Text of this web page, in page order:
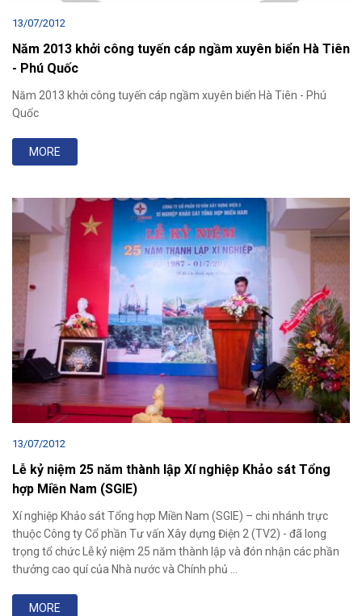
13/07/2012
Năm 2013 khởi công tuyến cáp ngầm xuyên biển Hà Tiên
- Phú Quốc
Năm 2013 khởi công tuyến cáp ngầm xuyên biển Hà Tiên - Phú
Quốc
MORE
13/07/2012
Lễ kỷ niệm 25 năm thành lập Xí nghiệp Khảo sát Tổng
hợp Miền Nam (SGIE)
Xí nghiệp Khảo sát Tổng hợp Miền Nam (SGIE) – chi nhánh trực
thuộc Công ty Cổ phần Tư vấn Xây dựng Điện 2 (TV2) - đã long
trọng tổ chức Lễ kỷ niệm 25 năm thành lập và đón nhận các phần
thưởng cao quí của Nhà nước và Chính phủ ...
MORE